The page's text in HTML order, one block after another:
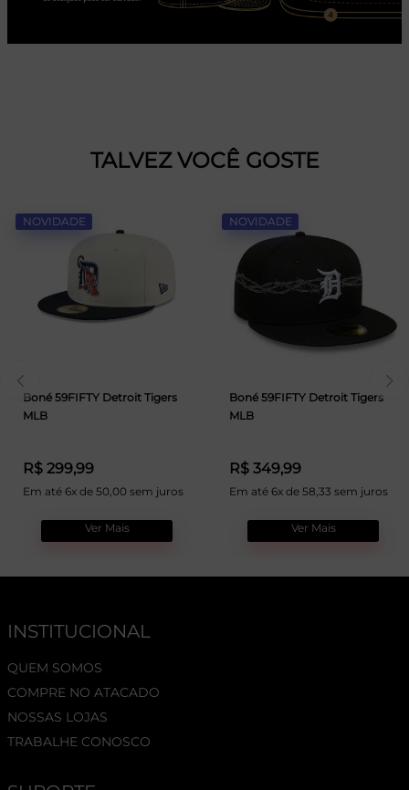
TALVEZ VOCÊ GOSTE
NOVIDADE
Boné 59FIFTY Detroit Tigers
MLB
R$ 299,99
Em até 6x de 50,00 sem juros
Ver Mais
NOVIDADE
Boné 59FIFTY Detroit Tigers
MLB
R$ 349,99
Em até 6x de 58,33 sem juros
Ver Mais
INSTITUCIONAL
QUEM SOMOS
COMPRE NO ATACADO
NOSSAS LOJAS
TRABALHE CONOSCO